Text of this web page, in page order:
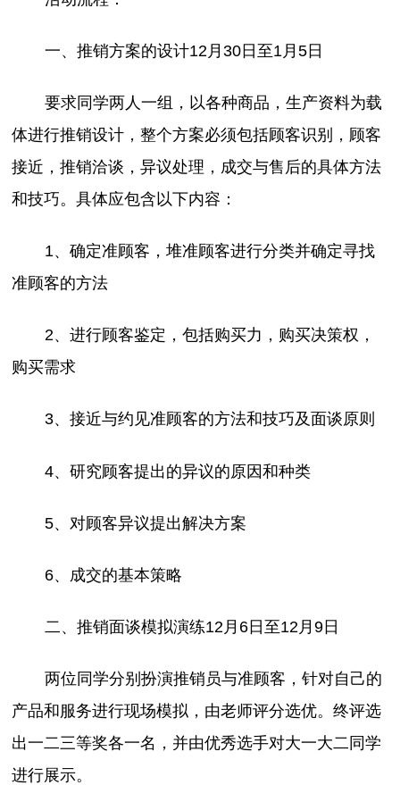
一、推销方案的设计12月30日至1月5日
要求同学两人一组，以各种商品，生产资料为载
体进行推销设计，整个方案必须包括顾客识别，顾客
接近，推销洽谈，异议处理，成交与售后的具体方法
和技巧。具体应包含以下内容：
1、确定准顾客，堆准顾客进行分类并确定寻找
准顾客的方法
2、进行顾客鉴定，包括购买力，购买决策权，
购买需求
3、接近与约见准顾客的方法和技巧及面谈原则
4、研究顾客提出的异议的原因和种类
5、对顾客异议提出解决方案
6、成交的基本策略
二、推销面谈模拟演练12月6日至12月9日
两位同学分别扮演推销员与准顾客，针对自己的
产品和服务进行现场模拟，由老师评分选优。终评选
出一二三等奖各一名，并由优秀选手对大一大二同学
进行展示。